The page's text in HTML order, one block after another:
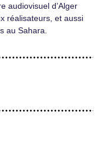
audiovisuel d’Alger
réalisateurs, et aussi
au Sahara.